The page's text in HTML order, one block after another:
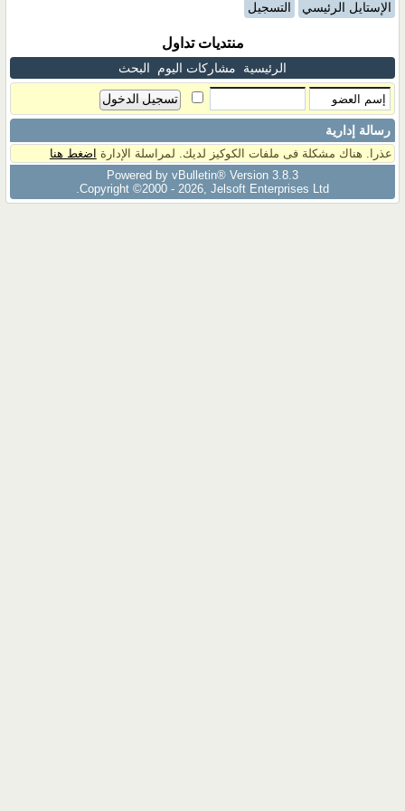
الإستايل الرئيسي التسجيل
منتديات تداول
الرئيسية مشاركات اليوم البحث
رسالة إدارية
عذرا. هناك مشكلة فى ملفات الكوكيز لديك. لمراسلة الإدارة اضغط هنا
Powered by vBulletin® Version 3.8.3
Copyright ©2000 - 2026, Jelsoft Enterprises Ltd.